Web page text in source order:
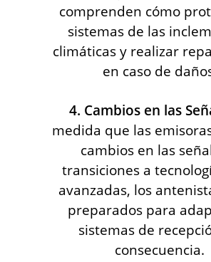
comprenden cómo
sistemas de las
climáticas y realizar
en caso de
4. Cambios en las
medida que las
cambios en las
transiciones a
avanzadas, los
preparados para
sistemas de
consecuencia.